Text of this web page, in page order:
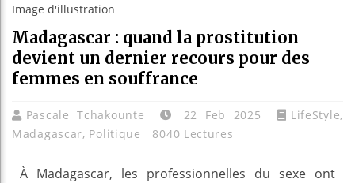
Image d'illustration
Madagascar : quand la prostitution
devient un dernier recours pour des
femmes en souffrance
Pascale Tchakounte 22 Feb 2025 LifeStyle,
Madagascar, Politique 8040 Lectures
À Madagascar, les professionnelles du sexe ont